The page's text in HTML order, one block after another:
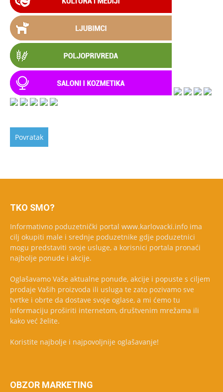
TKO SMO?
Informativno poduzetnički portal www.karlovacki.info ima
cilj okupiti male i srednje poduzetnike gdje poduzetnici
mogu predstaviti svoje usluge, a korisnici portala pronaći
najbolje ponude i akcije.
Oglašavamo Vaše aktualne ponude, akcije i popuste s ciljem
prodaje Vaših proizvoda ili usluga te zato pozivamo sve
tvrtke i obrte da dostave svoje oglase, a mi ćemo tu
informaciju proširiti internetom, društvenim mrežama ili
kako već želite.
Koristite najbolje i najpovoljnije oglašavanje!
OBZOR MARKETING